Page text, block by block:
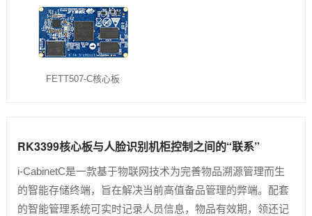
技术论坛
FETT507-C核心板
RK3399核心板与人脸识别机柜控制之间的“联系”
i-CabinetC是一款基于物联网技术为完善物品溯源管理而生
的智能存储终端，旨在解决当前高值备品管理的弊端。配套
的智能管理系统可实时记录人员信息，物品有效期，领还记